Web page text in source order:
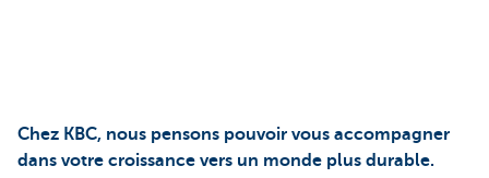
Chez KBC, nous pensons pouvoir vous accompagner
dans votre croissance vers un monde plus durable.